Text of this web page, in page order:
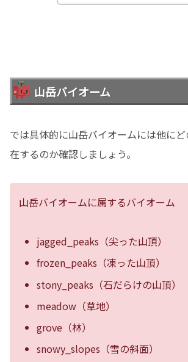
山岳バイオーム
では具体的に山岳バイオームには他に
在するのか確認しましょう。
山岳バイオームに属するバイオーム
jagged_peaks（尖った山頂）
frozen_peaks（凍った山頂）
stony_peaks（石だらけの山頂）
meadow（草地）
grove（林）
snowy_slopes（雪の斜面）